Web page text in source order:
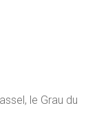
le Grau du